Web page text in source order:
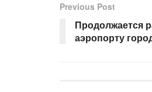
Previous Post
Продолжается
аэропорту